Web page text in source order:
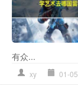
有众...
xy 01-05